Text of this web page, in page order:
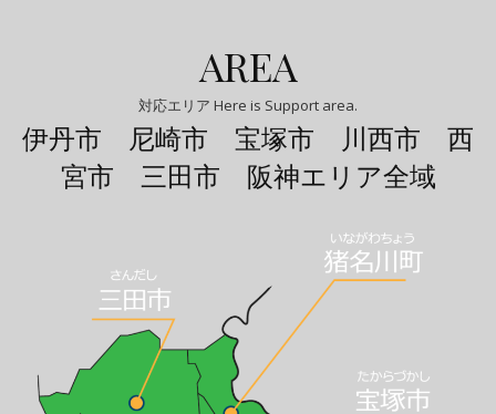
AREA
対応エリア Here is Support area.
伊丹市 尼崎市 宝塚市 川西市 西
宮市 三田市 阪神エリア全域